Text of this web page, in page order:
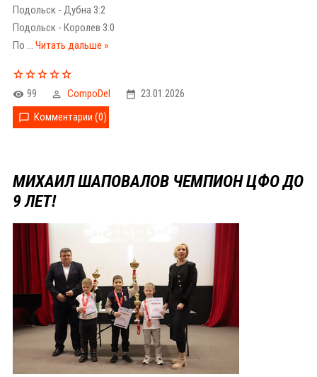
Подольск - Дубна 3:2
Подольск - Королев 3:0
По ... Читать дальше »
99 CompoDel
23.01.2026
Комментарии (0)
МИХАИЛ ШАПОВАЛОВ ЧЕМПИОН ЦФО ДО
9 ЛЕТ!